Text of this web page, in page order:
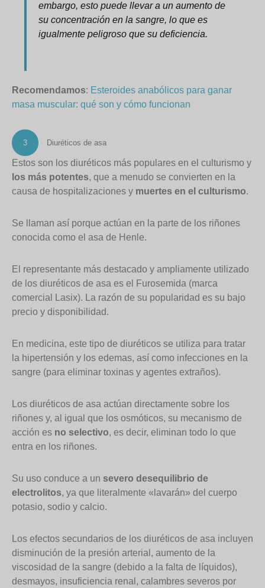
embargo, esto puede llevar a un aumento de
su concentración en la sangre, lo que es
igualmente peligroso que su deficiencia.
Recomendamos: Esteroides anabólicos para ganar
masa muscular: qué son y cómo funcionan
3 Diuréticos de asa
Estos son los diuréticos más populares en el culturismo y
los más potentes, que a menudo se convierten en la
causa de hospitalizaciones y muertes en el culturismo.
Se llaman así porque actúan en la parte de los riñones
conocida como el asa de Henle.
El representante más destacado y ampliamente utilizado
de los diuréticos de asa es el Furosemida (marca
comercial Lasix). La razón de su popularidad es su bajo
precio y disponibilidad.
En medicina, este tipo de diuréticos se utiliza para tratar
la hipertensión y los edemas, así como infecciones en la
sangre (para eliminar toxinas y agentes extraños).
Los diuréticos de asa actúan directamente sobre los
riñones y, al igual que los osmóticos, su mecanismo de
acción es no selectivo, es decir, eliminan todo lo que
entra en los riñones.
Su uso conduce a un severo desequilibrio de
electrolitos, ya que literalmente «lavarán» del cuerpo
potasio, sodio y calcio.
Los efectos secundarios de los diuréticos de asa incluyen
disminución de la presión arterial, aumento de la
viscosidad de la sangre (debido a la falta de líquidos),
desmayos, insuficiencia renal, calambres severos por